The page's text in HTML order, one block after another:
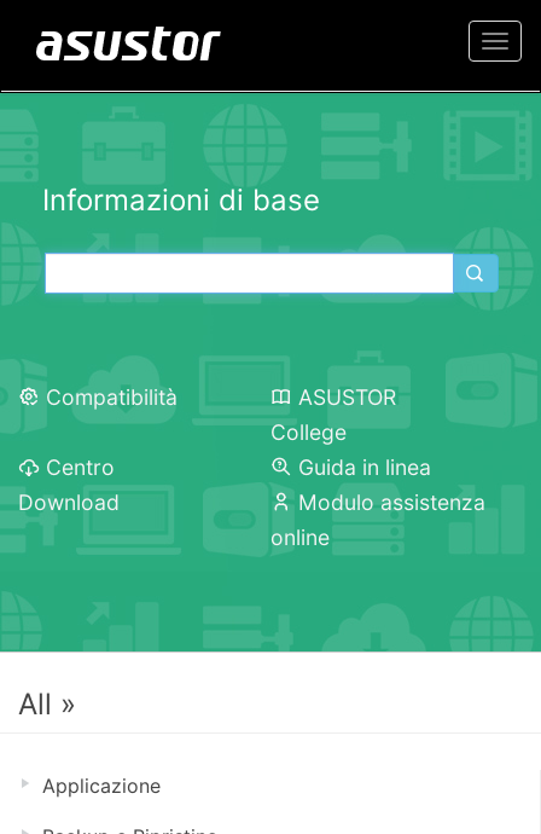
Informazioni di base
Compatibilità
ASUSTOR
College
Centro
Download
Guida in linea
Modulo assistenza
online
All »
Applicazione